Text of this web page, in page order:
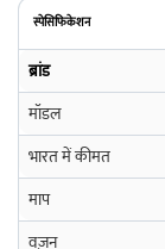
स्पेसिफिकेशन
ब्रांड
मॉडल
भारत में कीमत
माप
वज़न